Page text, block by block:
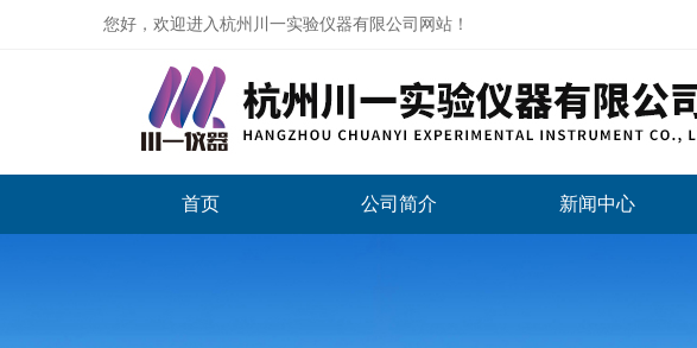
您好，欢迎进入杭州川一实验仪器有限公司网站！
首页 公司简介 新闻中心